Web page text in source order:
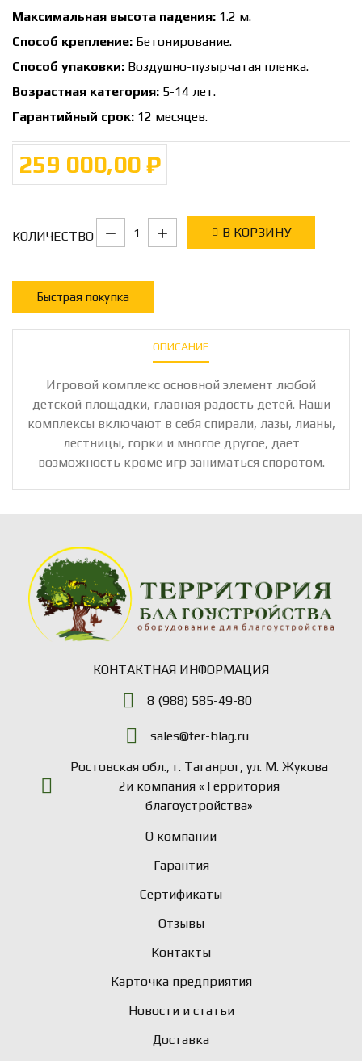
Максимальная высота падения: 1.2 м.
Способ крепление: Бетонирование.
Способ упаковки: Воздушно-пузырчатая пленка.
Возрастная категория: 5-14 лет.
Гарантийный срок: 12 месяцев.
259 000,00 ₽
КОЛИЧЕСТВО В КОРЗИНУ
Быстрая покупка
ОПИСАНИЕ
Игровой комплекс основной элемент любой
детской площадки, главная радость детей. Наши
комплексы включают в себя спирали, лазы, лианы,
лестницы, горки и многое другое, дает
возможность кроме игр заниматься споротом.
КОНТАКТНАЯ ИНФОРМАЦИЯ
8 (988) 585-49-80
sales@ter-blag.ru
Ростовская обл., г. Таганрог, ул. М. Жукова
2и компания «Территория
благоустройства»
О компании
Гарантия
Сертификаты
Отзывы
Контакты
Карточка предприятия
Новости и статьи
Доставка